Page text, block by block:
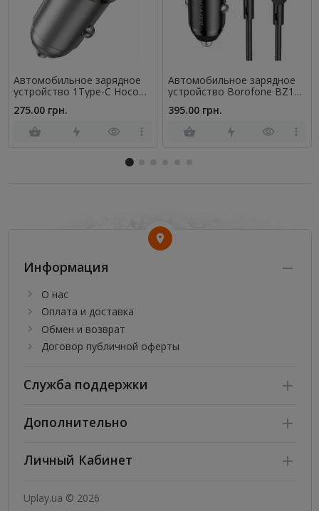
Автомобильное зарядное
устройство 1Type-C Hoco
Grey + Type-C to Type-C cab
275.00 грн.
Автомобильное зарядное
устройство Borofone BZ18A
Cable Type-C to Type-C Black
395.00 грн.
Информация
О нас
Оплата и доставка
Обмен и возврат
Договор публичной оферты
Служба поддержки
Дополнительно
Личный Кабинет
Uplay.ua © 2026